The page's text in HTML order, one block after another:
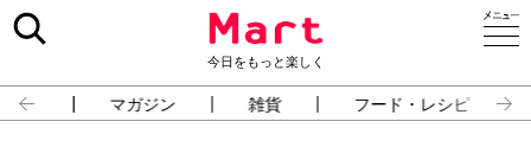
今日をもっと楽しく
占い マガジン 雑貨 フード・レシピ